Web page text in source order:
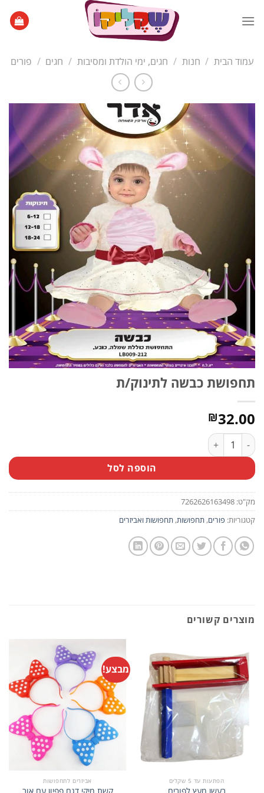
עמוד הבית / חנות / חגים, ימי הולדת ומסיבות / חגים / פורים
תחפושת כבשה לתינוק/ת
₪32.00
כמות של תחפושת כבשה לתינוק/ת
הוספה לסל
מק"ט: 7262626163498
קטגוריות: פורים, תחפושות, תחפושות ואביזרים
מוצרים קשורים
הפתעות עד 5 שקלים
מבצע!
אביזרים לתחפושות